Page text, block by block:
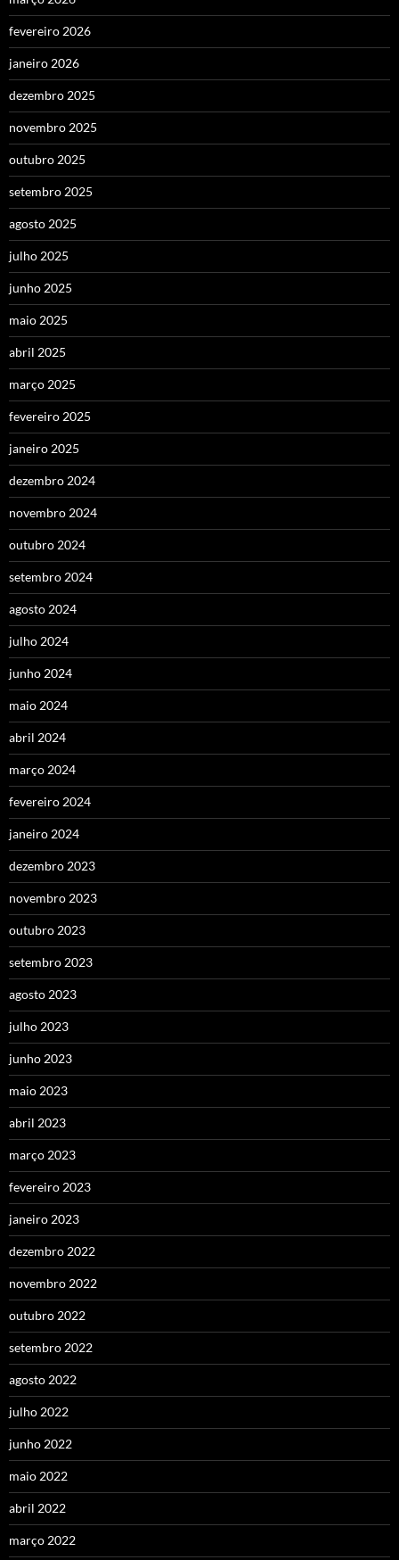
fevereiro 2026
janeiro 2026
dezembro 2025
novembro 2025
outubro 2025
setembro 2025
agosto 2025
julho 2025
junho 2025
maio 2025
abril 2025
março 2025
fevereiro 2025
janeiro 2025
dezembro 2024
novembro 2024
outubro 2024
setembro 2024
agosto 2024
julho 2024
junho 2024
maio 2024
abril 2024
março 2024
fevereiro 2024
janeiro 2024
dezembro 2023
novembro 2023
outubro 2023
setembro 2023
agosto 2023
julho 2023
junho 2023
maio 2023
abril 2023
março 2023
fevereiro 2023
janeiro 2023
dezembro 2022
novembro 2022
outubro 2022
setembro 2022
agosto 2022
julho 2022
junho 2022
maio 2022
abril 2022
março 2022